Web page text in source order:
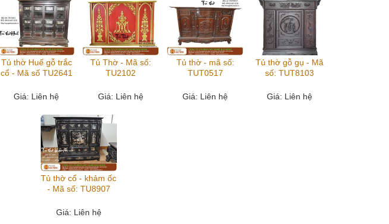
Tủ thờ Huế gỗ trắc
cổ - Mã số TU2641
Giá: Liên hệ
Tủ Thờ - Mã số:
TU2102
Giá: Liên hệ
Tủ thờ - mã số:
TUT0517
Giá: Liên hệ
Tủ thờ gỗ gụ - Mã
số: TUT8103
Giá: Liên hệ
Tủ thờ cổ - khảm ốc
- Mã số: TU8907
Giá: Liên hệ